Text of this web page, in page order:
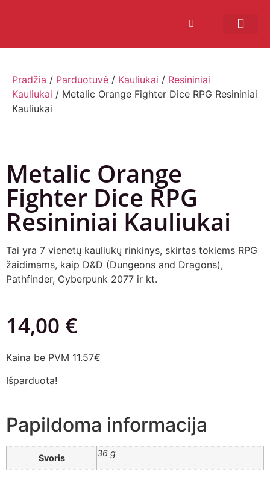
Pradžia / Parduotuvė / Kauliukai / Resininiai
Kauliukai / Metalic Orange Fighter Dice RPG Resininiai
Kauliukai
Metalic Orange
Fighter Dice RPG
Resininiai Kauliukai
Tai yra 7 vienetų kauliukų rinkinys, skirtas tokiems RPG
žaidimams, kaip D&D (Dungeons and Dragons),
Pathfinder, Cyberpunk 2077 ir kt.
14,00 €
Kaina be PVM 11.57€
Išparduota!
Papildoma informacija
Svoris 36 g